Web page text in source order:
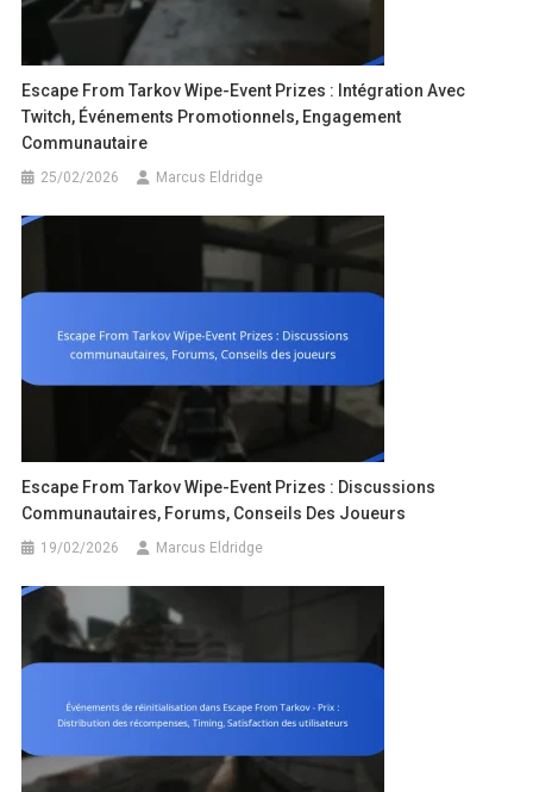
Escape From Tarkov Wipe-Event Prizes : Intégration Avec
Twitch, Événements Promotionnels, Engagement
Communautaire
25/02/2026 Marcus Eldridge
Escape From Tarkov Wipe-Event Prizes : Discussions
Communautaires, Forums, Conseils Des Joueurs
19/02/2026 Marcus Eldridge